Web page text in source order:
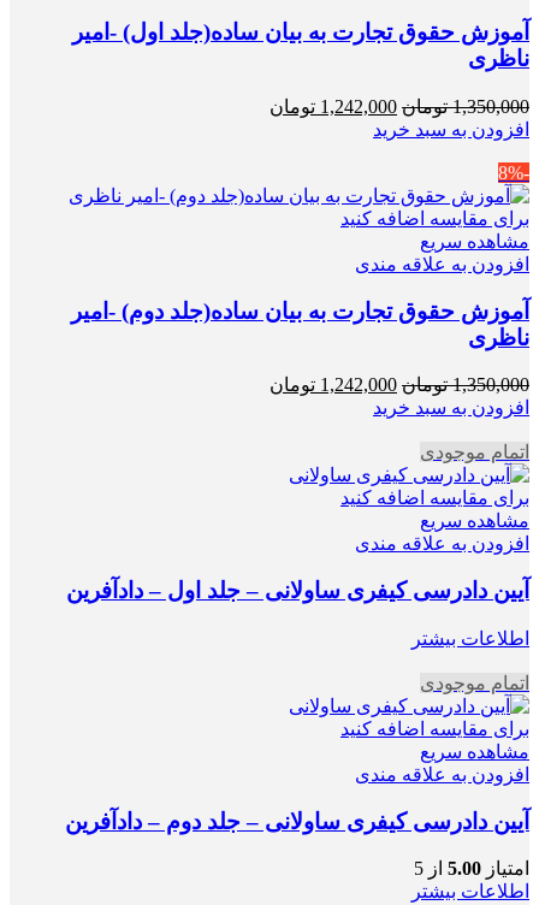
آموزش حقوق تجارت به بیان ساده(جلد اول) -امیر
ناظری
1,350,000 تومان قیمت
اصلی
1,242,000 تومان
افزودن به سبد خرید
-8%
برای مقایسه اضافه کنید
مشاهده سریع
افزودن به علاقه مندی
آموزش حقوق تجارت به بیان ساده(جلد دوم) -امیر
ناظری
1,350,000 تومان قیمت
اصلی
1,242,000 تومان
افزودن به سبد خرید
اتمام موجودی
برای مقایسه اضافه کنید
مشاهده سریع
افزودن به علاقه مندی
آیین دادرسی کیفری ساولانی – جلد اول – دادآفرین
اطلاعات بیشتر
اتمام موجودی
برای مقایسه اضافه کنید
مشاهده سریع
افزودن به علاقه مندی
آیین دادرسی کیفری ساولانی – جلد دوم – دادآفرین
امتیاز 5.00 از 5
اطلاعات بیشتر